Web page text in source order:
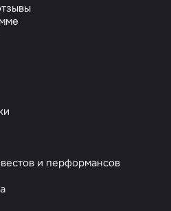
и перформансов